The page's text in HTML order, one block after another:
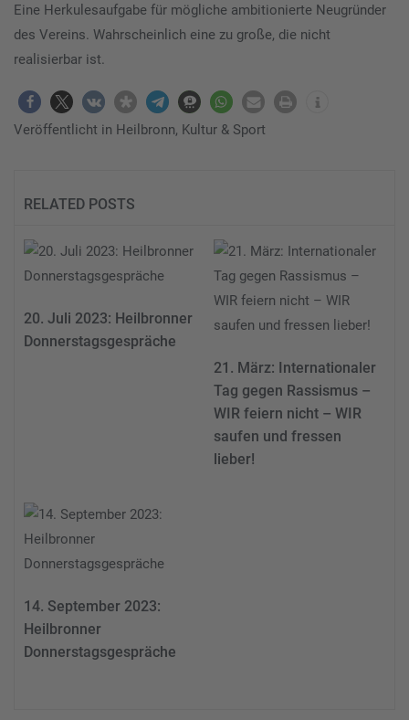
Eine Herkulesaufgabe für mögliche ambitionierte Neugründer
des Vereins. Wahrscheinlich eine zu große, die nicht
realisierbar ist.
Veröffentlicht in Heilbronn, Kultur & Sport
RELATED POSTS
20. Juli 2023: Heilbronner
Donnerstagsgespräche
21. März: Internationaler
Tag gegen Rassismus –
WIR feiern nicht – WIR
saufen und fressen
lieber!
14. September 2023:
Heilbronner
Donnerstagsgespräche